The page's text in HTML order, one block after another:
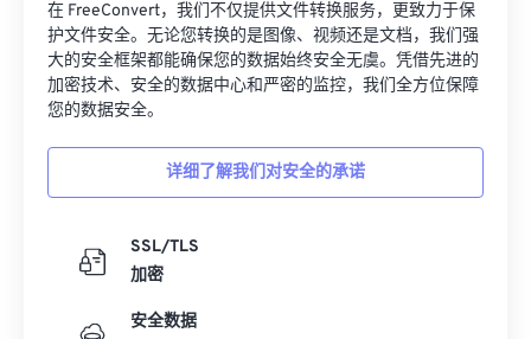
在 FreeConvert，我们不仅提供文件转换服务，更致力于保
护文件安全。无论您转换的是图像、视频还是文档，我们强
大的安全框架都能确保您的数据始终安全无虞。凭借先进的
加密技术、安全的数据中心和严密的监控，我们全方位保障
您的数据安全。
详细了解我们对安全的承诺
SSL/TLS
加密
安全数据